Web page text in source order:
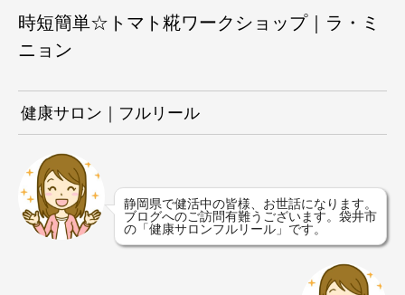
時短簡単☆トマト糀ワークショップ｜ラ・ミ
ニョン
健康サロン｜フルリール
静岡県で健活中の皆様、お世話になります。
ブログへのご訪問有難うございます。袋井市
の「健康サロンフルリール」です。